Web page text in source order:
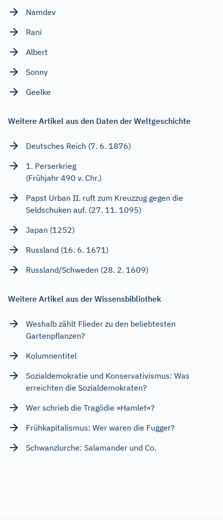
Namdev
Rani
Albert
Sonny
Geelke
Weitere Artikel aus den Daten der Weltgeschichte
Deutsches Reich (7. 6. 1876)
1. Perserkrieg
(Frühjahr 490 v. Chr.)
Papst Urban II. ruft zum Kreuzzug gegen die
Seldschuken auf. (27. 11. 1095)
Japan (1252)
Russland (16. 6. 1671)
Russland/Schweden (28. 2. 1609)
Weitere Artikel aus der Wissensbibliothek
Weshalb zählt Flieder zu den beliebtesten
Gartenpflanzen?
Kolumnentitel
Sozialdemokratie und Konservativismus: Was
erreichten die Sozialdemokraten?
Wer schrieb die Tragödie »Hamlet«?
Frühkapitalismus: Wer waren die Fugger?
Schwanzlurche: Salamander und Co.